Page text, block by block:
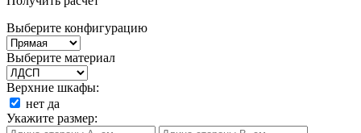
Выберите конфигурацию
Выберите материал
Верхние шкафы:
нет да
Укажите размер: